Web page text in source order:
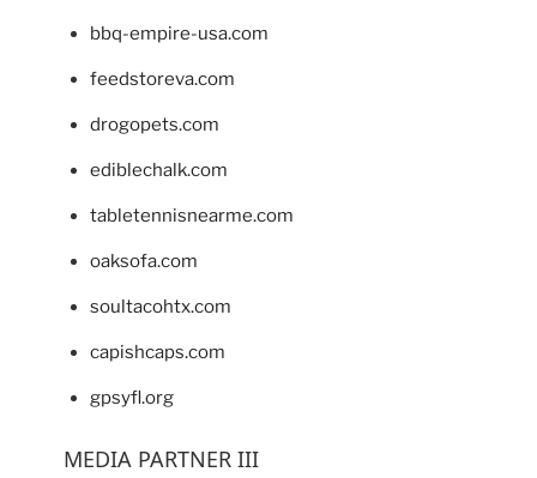
bbq-empire-usa.com
feedstoreva.com
drogopets.com
ediblechalk.com
tabletennisnearme.com
oaksofa.com
soultacohtx.com
capishcaps.com
gpsyfl.org
MEDIA PARTNER III